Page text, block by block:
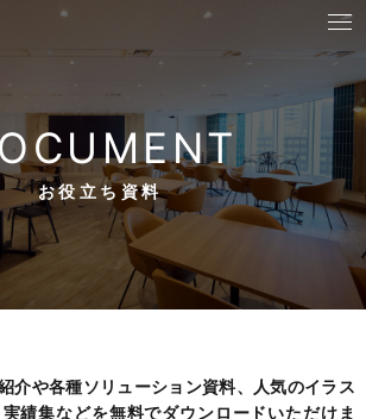
お役立ち資料
介や各種ソリューション資料、
人気のイラス
績集などを無料でダウンロードいただけま